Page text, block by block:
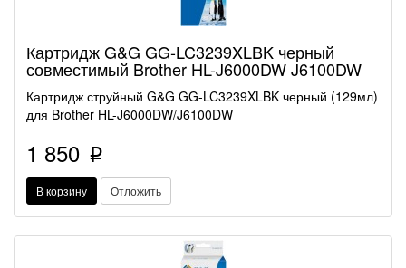
Картридж G&G GG-LC3239XLBK черный
совместимый Brother HL-J6000DW J6100DW
Картридж струйный G&G GG-LC3239XLBK черный (129мл)
для Brother HL-J6000DW/J6100DW
1 850 p
В корзину Отложить